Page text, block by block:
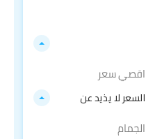
اقصي سعر
السعر لا يذيد عن
الجمام